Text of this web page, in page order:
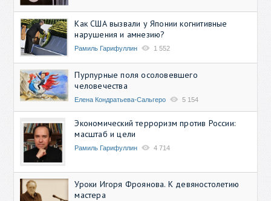
Как США вызвали у Японии когнитивные
нарушения и амнезию?
Рамиль Гарифуллин 1 552
Пурпурные поля осоловевшего
человечества
Елена Кондратьева-Сальгеро 5 154
Экономический терроризм против России:
масштаб и цели
Рамиль Гарифуллин 4 714
Уроки Игоря Фроянова. К девяностолетию
мастера